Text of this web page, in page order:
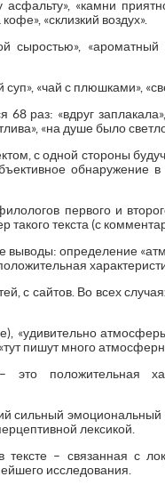
«камни
«склизкий воздух».
сыростью», «ароматный
суп», «чай с плюшками»,
68 раз: «вдруг
«на душе было
с одной стороны
обнаружение в
первого и
такого текста (с
определение
с сайтов. Во всех
«удивительно
пишут много
положительная
сильный
лексикой.
– связанная с
исследования.